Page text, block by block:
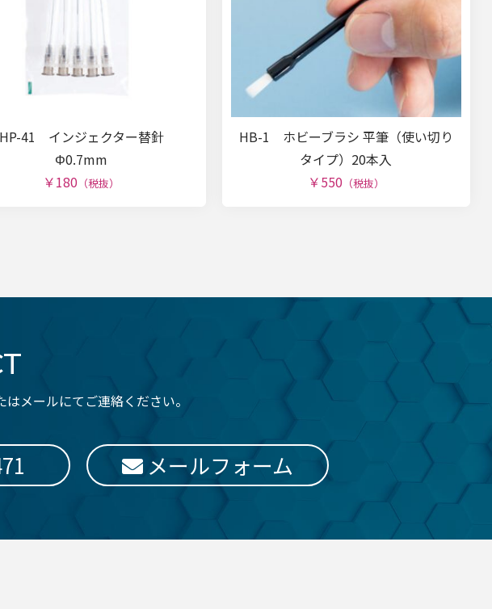
HP-41 インジェクター替針
Φ0.7mm
￥180 （税抜）
HB-1 ホビーブラシ 平筆（使い切り
タイプ）20本入
￥550（税抜）
メールにてご連絡ください。
メールフォーム